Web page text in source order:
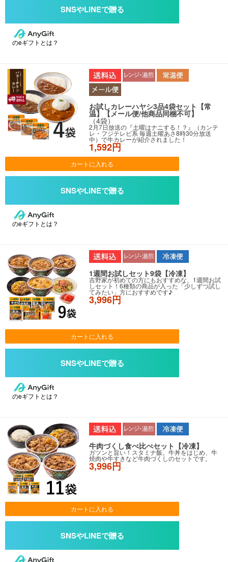
のeギフトとは？
お試しカレーハヤシ3品4袋セット【常
温】【メール便/他商品同梱不可】
（4袋）
2月7日放送の『土曜はナニする！？』（カンテ
レ・フジテレビ系 毎週土曜あさ8時30分放送
中）で牛カレーが紹介されました！
1,592円
カートに入れる
のeギフトとは？
1週間お試しセット9袋【冷凍】
吉野家が初めての方にもおすすめな、1週間お試
しセット！6種類の商品が入った「少しずつ試し
てみたい」方におすすめです♪
3,996円
カートに入れる
のeギフトとは？
牛肉づくし食べ比べセット【冷凍】
ガツンと旨い！スタミナ飯。牛丼をはじめ、牛
焼肉や牛すきなど牛肉づくしのセットです。
3,996円
カートに入れる